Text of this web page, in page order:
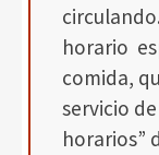
horario
comida,
servicio
horarios”